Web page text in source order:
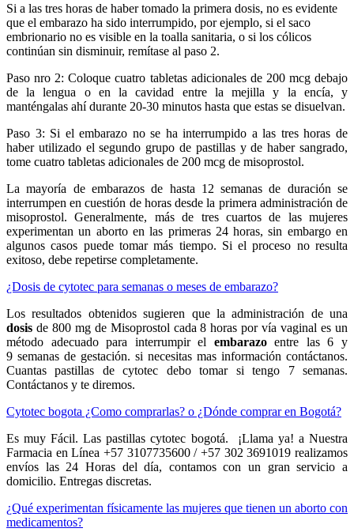
Si a las tres horas de haber tomado la primera dosis, no es evidente
que el embarazo ha sido interrumpido, por ejemplo, si el saco
embrionario no es visible en la toalla sanitaria, o si los cólicos
continúan sin disminuir, remítase al paso 2.
Paso nro 2: Coloque cuatro tabletas adicionales de 200 mcg debajo
de la lengua o en la cavidad entre la mejilla y la encía, y
manténgalas ahí durante 20-30 minutos hasta que estas se disuelvan.
Paso 3: Si el embarazo no se ha interrumpido a las tres horas de
haber utilizado el segundo grupo de pastillas y de haber sangrado,
tome cuatro tabletas adicionales de 200 mcg de misoprostol.
La mayoría de embarazos de hasta 12 semanas de duración se
interrumpen en cuestión de horas desde la primera administración de
misoprostol. Generalmente, más de tres cuartos de las mujeres
experimentan un aborto en las primeras 24 horas, sin embargo en
algunos casos puede tomar más tiempo. Si el proceso no resulta
exitoso, debe repetirse completamente.
¿Dosis de cytotec para semanas o meses de embarazo?
Los resultados obtenidos sugieren que la administración de una
dosis de 800 mg de Misoprostol cada 8 horas por vía vaginal es un
método adecuado para interrumpir el embarazoentre las 6 y
9 semanas de gestación. si necesitas mas información contáctanos.
Cuantas pastillas de cytotec debo tomar si tengo 7 semanas.
Contáctanos y te diremos.
Cytotec bogota ¿Como comprarlas? o ¿Dónde comprar en Bogotá?
Es muy Fácil. Las pastillas cytotec bogotá. ¡Llama ya! a Nuestra
Farmacia en Línea +57 3107735600 / +57 302 3691019 realizamos
envíos las 24 Horas del día, contamos con un gran servicio a
domicilio. Entregas discretas.
¿Qué experimentan físicamente las mujeres que tienen un aborto con
medicamentos?